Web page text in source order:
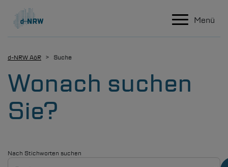
Direkt zum Inhalt
Menü
Hauptnavigation
d-NRWAöR Suche
Wonach suchen
Sie?
Nach Stichworten suchen